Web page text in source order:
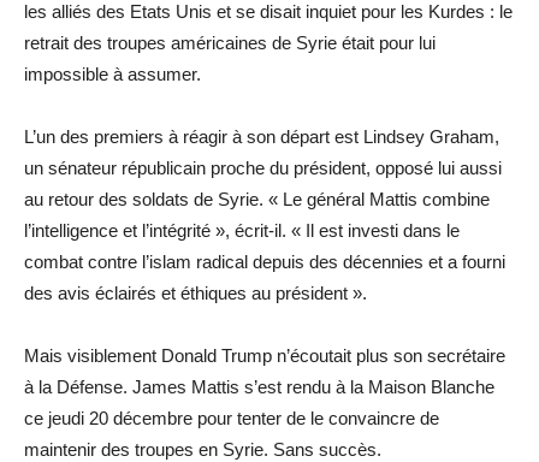
les alliés des Etats Unis et se disait inquiet pour les Kurdes : le
retrait des troupes américaines de Syrie était pour lui
impossible à assumer.
L’un des premiers à réagir à son départ est Lindsey Graham,
un sénateur républicain proche du président, opposé lui aussi
au retour des soldats de Syrie. « Le général Mattis combine
l’intelligence et l’intégrité », écrit-il. « Il est investi dans le
combat contre l’islam radical depuis des décennies et a fourni
des avis éclairés et éthiques au président ».
Mais visiblement Donald Trump n’écoutait plus son secrétaire
à la Défense. James Mattis s’est rendu à la Maison Blanche
ce jeudi 20 décembre pour tenter de le convaincre de
maintenir des troupes en Syrie. Sans succès.